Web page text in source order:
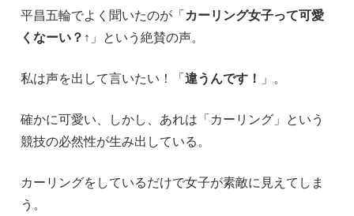
平昌五輪でよく聞いたのが「カーリング女子って可愛
くなーい？↑ 」という絶賛の声。
私は声を出して言いたい！「違うんです！ 」。
確かに可愛い、しかし、あれは「カーリング」という
競技の必然性が生み出している。
カーリングをしているだけで女子が素敵に見えてしま
う。